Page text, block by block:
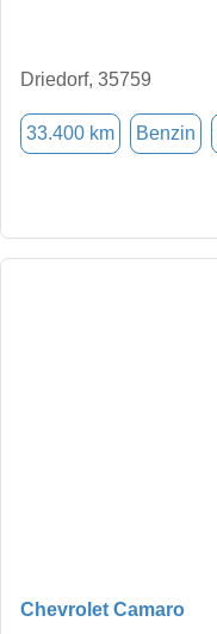
Driedorf, 35759
33.400 km Benzin
Chevrolet Camaro